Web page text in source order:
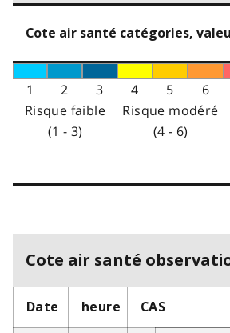
Cote air santé catégories,
1 2 3 4 5 6
Risque faible
(1 - 3)
Risque modéré
(4 - 6)
Cote air santé
Date heure CAS